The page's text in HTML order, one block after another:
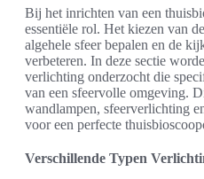
Bij het inrichten van een
essentiële rol. Het kiezen van
algehele sfeer bepalen en de
verbeteren. In deze sectie
verlichting onderzocht die
van een sfeervolle omgeving.
wandlampen, sfeerverlichting
voor een perfecte
Verschillende Typen